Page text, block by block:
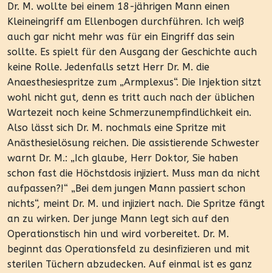
Dr. M. wollte bei einem 18-jährigen Mann einen
Kleineingriff am Ellenbogen durchführen. Ich weiß
auch gar nicht mehr was für ein Eingriff das sein
sollte. Es spielt für den Ausgang der Geschichte auch
keine Rolle. Jedenfalls setzt Herr Dr. M. die
Anaesthesiespritze zum „Armplexus“. Die Injektion sitzt
wohl nicht gut, denn es tritt auch nach der üblichen
Wartezeit noch keine Schmerzunempfindlichkeit ein.
Also lässt sich Dr. M. nochmals eine Spritze mit
Anästhesielösung reichen. Die assistierende Schwester
warnt Dr. M.: „Ich glaube, Herr Doktor, Sie haben
schon fast die Höchstdosis injiziert. Muss man da nicht
aufpassen?!“ „Bei dem jungen Mann passiert schon
nichts“, meint Dr. M. und injiziert nach. Die Spritze fängt
an zu wirken. Der junge Mann legt sich auf den
Operationstisch hin und wird vorbereitet. Dr. M.
beginnt das Operationsfeld zu desinfizieren und mit
sterilen Tüchern abzudecken. Auf einmal ist es ganz